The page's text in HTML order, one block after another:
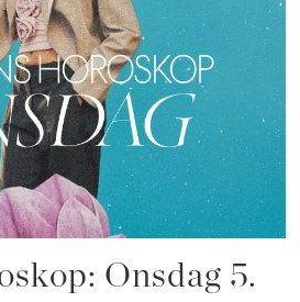
Onsdag 5.